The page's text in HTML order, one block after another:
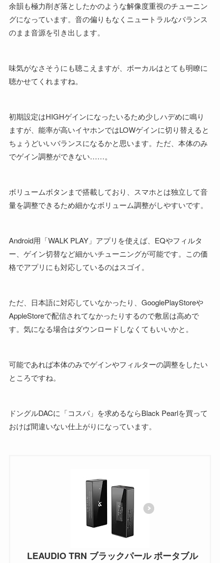
余韻も極力削ぎ落としたかのような解像度重視のチューニン
グになっています。音の偏りもなくニュートラルなバランス
のまま音源を引き出します。
味気がなさそうにも聴こえますが、ボーカルはとても明瞭に
聴かせてくれますね。
初期設定はHIGHゲインになったいるため少しハデめに鳴り
ますが、能率が高いイヤホンではLOWゲインに切り替えると
ちょうどいいバランスになるかと思います。ただ、本体のみ
でゲイン調整ができない……。
ボリュームボタンまで搭載しており、スマホとは独立して音
量を調整できるため細かなボリューム調整がしやすいです。
Android用「WALK PLAY」アプリを使えば、EQやフィルタ
ー、ゲイン切替など細かいチューニングが可能です。この価
格でアプリにも対応しているのはスゴイ。
ただ、日本語に対応していなかったり、GooglePlayStoreや
AppleStoreで配信されてなかったりするので敷居は高めで
す。気になる場合はダウンロードしなくてもいいかと。
可能であれば本体のみでゲインやフィルターの調整をしたい
ところですね。
ドングルDACに「コスパ」を求めるならBlack Pearlを買って
おけば間違いない仕上がりになっています。
LEAUDIO TRN ブラックパール ポータブル